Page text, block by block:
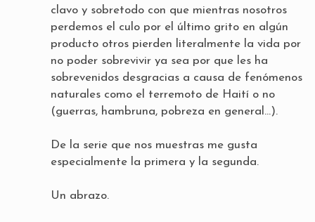
clavo y sobretodo con que mientras nosotros
perdemos el culo por el último grito en algún
producto otros pierden literalmente la vida por
no poder sobrevivir ya sea por que les ha
sobrevenidos desgracias a causa de fenómenos
naturales como el terremoto de Haití o no
(guerras, hambruna, pobreza en general…).
De la serie que nos muestras me gusta
especialmente la primera y la segunda.
Un abrazo.